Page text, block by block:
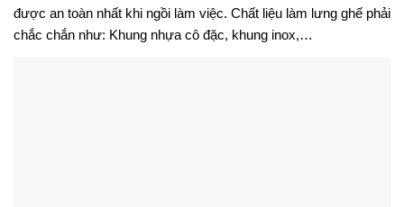
được an toàn nhất khi ngồi làm việc. Chất liệu làm lưng ghế phải
chắc chắn như: Khung nhựa cô đặc, khung inox,…